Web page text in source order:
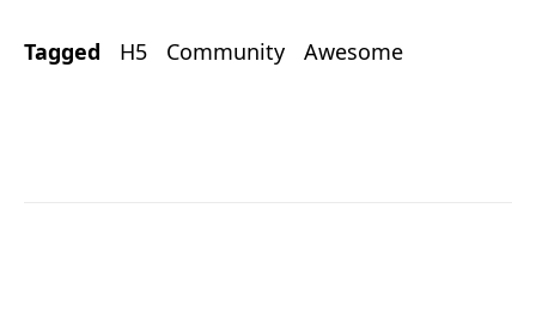
Tagged H5 Community Awesome